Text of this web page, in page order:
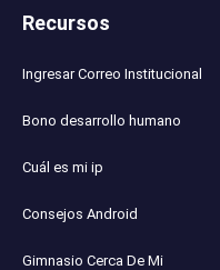
Recursos
Ingresar Correo Institucional
Bono desarrollo humano
Cuál es mi ip
Consejos Android
Gimnasio Cerca De Mi